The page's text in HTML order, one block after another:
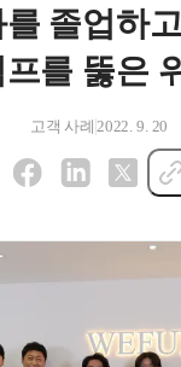
를 졸업하
를 뚫은
고객 사례 2022. 9. 20